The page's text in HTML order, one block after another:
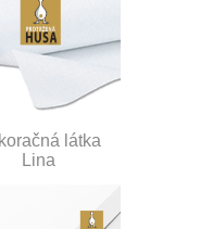
látka
Lina